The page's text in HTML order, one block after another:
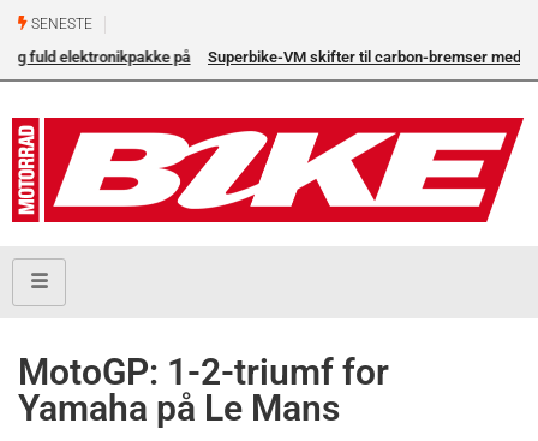
SENESTE
Superbike-VM skifter til carbon-bremser med Brembo som
MotoGP: 1-2-triumf for
Yamaha på Le Mans